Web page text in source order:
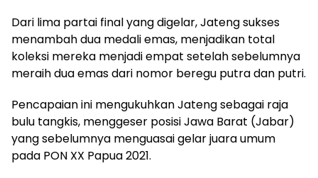
Dari lima partai final yang digelar, Jateng sukses
menambah dua medali emas, menjadikan total
koleksi mereka menjadi empat setelah sebelumnya
meraih dua emas dari nomor beregu putra dan putri.
Pencapaian ini mengukuhkan Jateng sebagai raja
bulu tangkis, menggeser posisi Jawa Barat (Jabar)
yang sebelumnya menguasai gelar juara umum
pada PON XX Papua 2021.